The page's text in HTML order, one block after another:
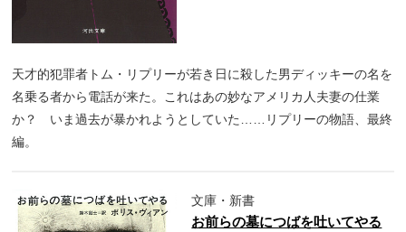
天才的犯罪者トム・リプリーが若き日に殺した男ディッキーの名を
名乗る者から電話が来た。これはあの妙なアメリカ人夫妻の仕業
か？ いま過去が暴かれようとしていた……リプリーの物語、最終
編。
文庫・新書
お前らの墓につばを吐いてやる